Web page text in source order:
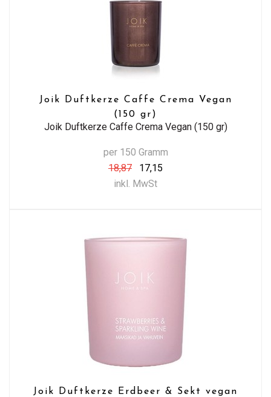
Joik Duftkerze Caffe Crema Vegan
(150 gr)
Joik Duftkerze Caffe Crema Vegan (150 gr)
per 150 Gramm
18,87
17,15
inkl. MwSt
Joik Duftkerze Erdbeer & Sekt vegan